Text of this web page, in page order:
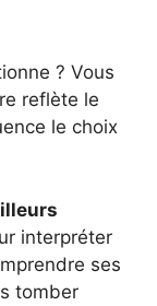
? Vous
reflète le
le choix
interpréter
ses
tomber